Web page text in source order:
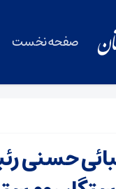
صفحه نخست
حسنی